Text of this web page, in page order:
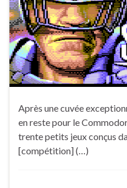
Après une cuvée
en reste pour le
trente petits jeux conçus
[compétition] (…)